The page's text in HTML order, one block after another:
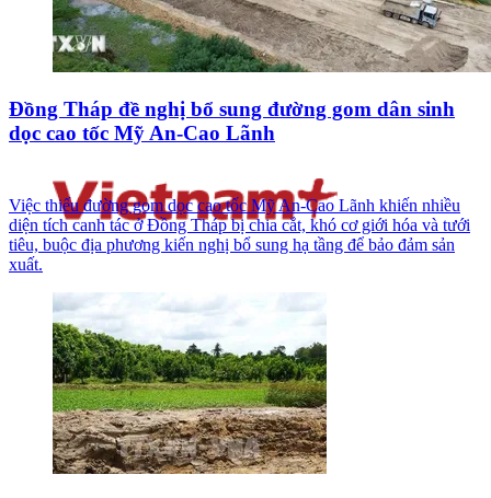
Đồng Tháp đề nghị bổ sung đường gom dân sinh
dọc cao tốc Mỹ An-Cao Lãnh
Việc thiếu đường gom dọc cao tốc Mỹ An-Cao Lãnh khiến nhiều
diện tích canh tác ở Đồng Tháp bị chia cắt, khó cơ giới hóa và tưới
tiêu, buộc địa phương kiến nghị bổ sung hạ tầng để bảo đảm sản
xuất.